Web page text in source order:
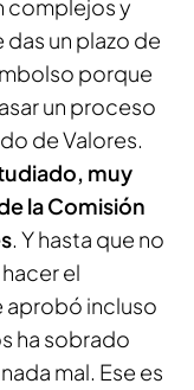
complejos y
das un plazo de
porque
un proceso
de Valores.
muy
la Comisión
. Y hasta que no
el
aprobó incluso
ha sobrado
mal. Ese es